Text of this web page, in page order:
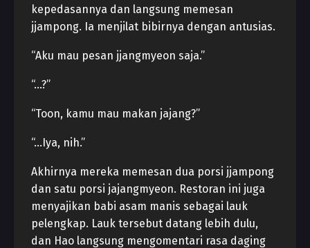
kepedasannya dan langsung memesan
jjampong. Ia menjilat bibirnya dengan antusias.
“Aku mau pesan jjangmyeon saja.”
“…?”
“Toon, kamu mau makan jajang?”
“…Iya, nih.”
Akhirnya mereka memesan dua porsi jjampong
dan satu porsi jajangmyeon. Restoran ini juga
menyajikan babi asam manis sebagai lauk
pelengkap. Lauk tersebut datang lebih dulu,
dan Hao langsung mengomentari rasa daging